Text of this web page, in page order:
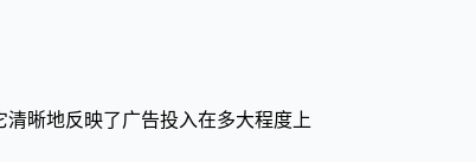
晰地反映了广告投入在多大程度上